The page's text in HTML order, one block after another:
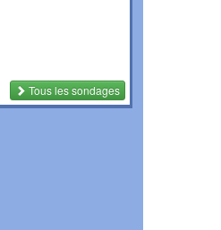
Tous les sondages